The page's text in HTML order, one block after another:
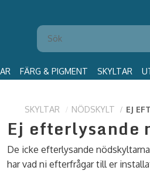
FÄRG & PIGMENT SKYLTAR
SKYLTAR NÖDSKYLT EJ
Ej efterlysande
De icke efterlysande
har vad ni efterfrågar till er